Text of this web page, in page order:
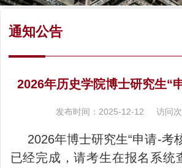
通知公告
2026年历史学院博士研究生“
发布时间：2025-12-12 访问次
2026年博士研究生“申请-考
已经完成，请考生在报名系统